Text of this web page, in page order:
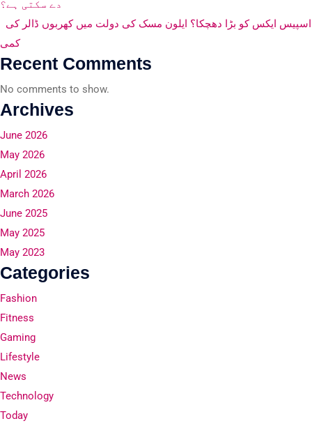
دے سکتی ہے؟
کمی
Recent Comments
No comments to show.
Archives
June 2026
May 2026
April 2026
March 2026
June 2025
May 2025
May 2023
Categories
Fashion
Fitness
Gaming
Lifestyle
News
Technology
Today